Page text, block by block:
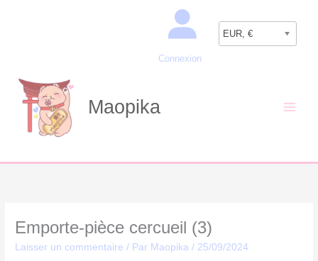
Connexion
EUR, €
Maopika
Emporte-pièce cercueil (3)
Laisser un commentaire / Par Maopika/ 25/09/2024
Recherche